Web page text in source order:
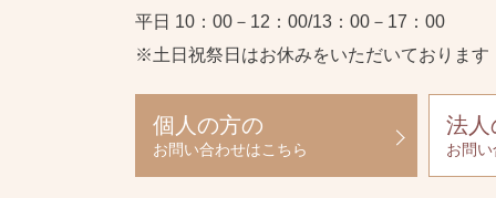
平日 10：00－12：00/13：00－17：00
※土日祝祭日はお休みをいただいております
個人の方の
お問い合わせはこちら
法人
お問